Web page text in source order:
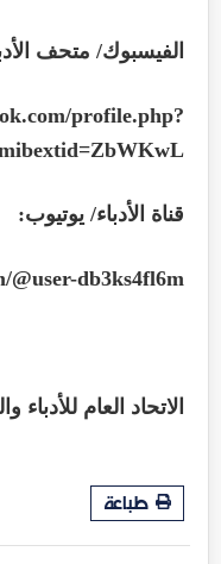
الفيسبوك/ متحف
profile.php?
قناة الأدباء/ يوتيوب:
@user-db3ks4fl6m
الاتحاد العام
طباعة